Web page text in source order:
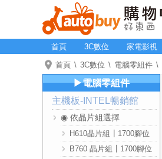
首頁 3C數位 家電影視
首頁 3C數位 電腦零組件
▶電腦零組件
主機板-INTEL暢銷館
◉ 依晶片組選擇
H610晶片組┃1700腳位
B760 晶片組┃1700腳位